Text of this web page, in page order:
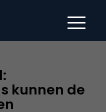
kunnen de